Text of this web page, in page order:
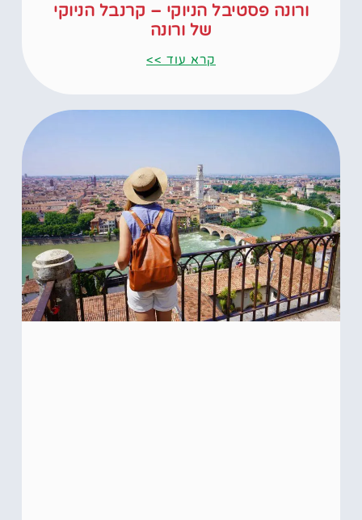
ורונה פסטיבל הניוקי – קרנבל הניוקי
של ורונה
קרא עוד >>